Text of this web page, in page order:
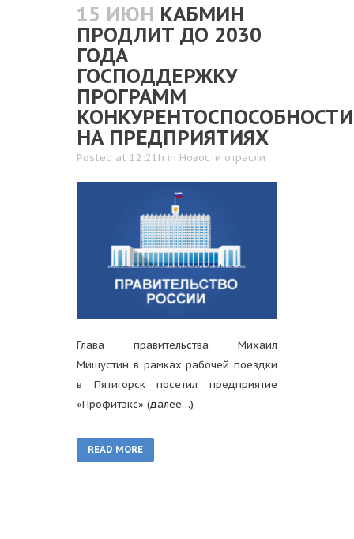
15 ИЮН КАБМИН
ПРОДЛИТ ДО 2030
ГОДА
ГОСПОДДЕРЖКУ
ПРОГРАММ
КОНКУРЕНТОСПОСОБНОСТИ
НА ПРЕДПРИЯТИЯХ
Posted at 12:21h in Новости отрасли
Глава правительства Михаил
Мишустин в рамках рабочей поездки
в Пятигорск посетил предприятие
«Профитэкс» (далее…)
READ MORE